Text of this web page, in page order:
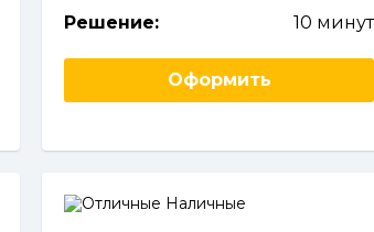
Решение:
10 минут
Оформить